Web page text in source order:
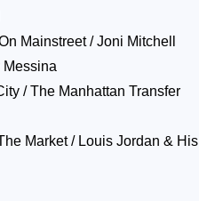
Mainstreet / Joni Mitchell
Messina
/ The Manhattan Transfer
Market / Louis Jordan &